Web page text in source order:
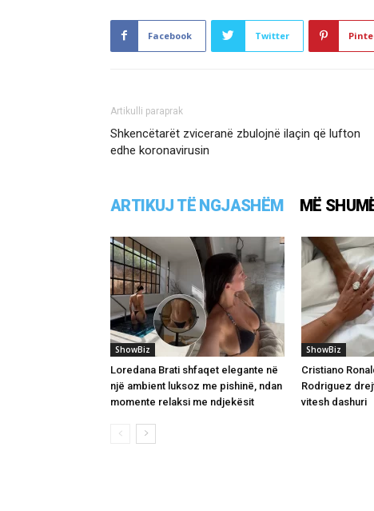
Facebook Twitter
Artikulli paraprak
Shkencëtarët zviceranë zbulojnë ilaçin që lufton
edhe koronavirusin
ARTIKUJ TË NGJASHËM MË
ShowBiz
Loredana Brati shfaqet elegante në
një ambient luksoz me pishinë, ndan
momente relaksi me ndjekësit
ShowBiz
Cristiano
Rodriguez
vitesh dashuri